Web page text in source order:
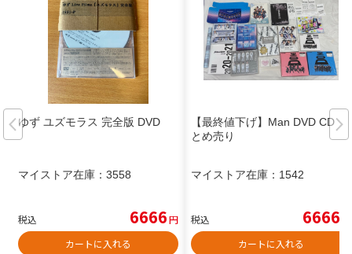
ゆず ユズモラス 完全版 DVD
マイストア在庫： 3558
税込 6666円
カートに入れる
【最終値下げ】Man DVD CD ま
とめ売り
マイストア在庫： 1542
税込 6666
カートに入れる